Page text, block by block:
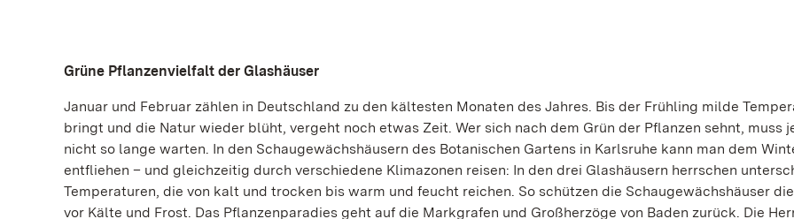
Grüne Pflanzenvielfalt der Glashäuser
Januar und Februar zählen in Deutschland zu den kältesten Monaten des Jahres. Bis der Frühling milde
bringt und die Natur wieder blüht, vergeht noch etwas Zeit. Wer sich nach dem Grün der Pflanzen sehnt, muss
nicht so lange warten. In den Schaugewächshäusern des Botanischen Gartens in Karlsruhe kann man dem
entfliehen – und gleichzeitig durch verschiedene Klimazonen reisen: In den drei Glashäusern herrschen
Temperaturen, die von kalt und trocken bis warm und feucht reichen. So schützen die Schaugewächshäuser
vor Kälte und Frost. Das Pflanzenparadies geht auf die Markgrafen und Großherzöge von Baden zurück. Die